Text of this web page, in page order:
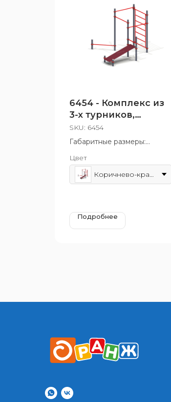
6454 - Комплекс из
3-х турников,
стенки, скамьи для
пресса и турника
SKU: 6454
Габаритные размеры:
Возрастная группа: от 14 лет
Цвет
Подробнее